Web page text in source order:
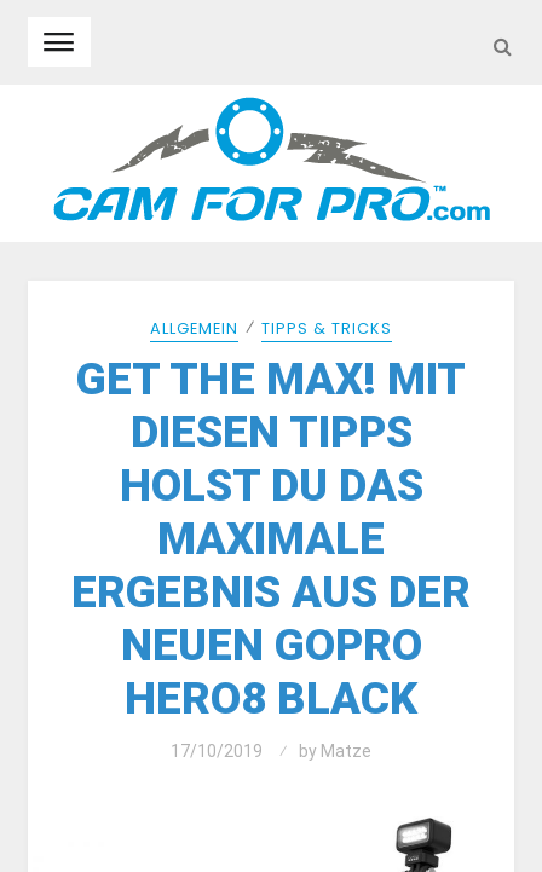
ALLGEMEIN ⁄ TIPPS & TRICKS
GET THE MAX! MIT
DIESEN TIPPS
HOLST DU DAS
MAXIMALE
ERGEBNIS AUS DER
NEUEN GOPRO
HERO8 BLACK
17/10/2019 by Matze